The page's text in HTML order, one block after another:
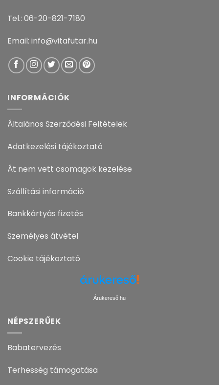
Tel.: 06-20-821-7180
Email: info@vitafutar.hu
INFORMÁCIÓK
Általános Szerződési Feltételek
Adatkezelési tájékoztató
Át nem vett csomagok kezelése
Szállítási információ
Bankkártyás fizetés
Személyes átvétel
Cookie tájékoztató
Árukereső.hu
NÉPSZERŰEK
Babatervezés
Terhesség támogatása